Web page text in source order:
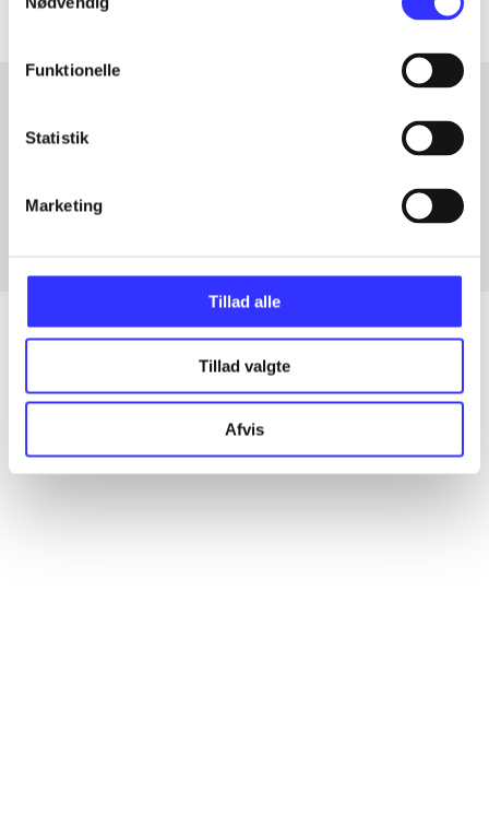
Funktionelle
Statistik
Marketing
Tillad alle
Tillad valgte
Afvis
Artikler med samme emner
Artikler
Alle registrerede artikler fordelt på udgivelser